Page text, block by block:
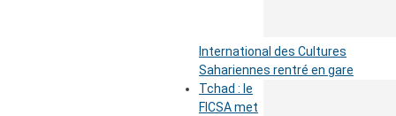
International des Cultures
Sahariennes rentré en gare
Tchad : le
FICSA met